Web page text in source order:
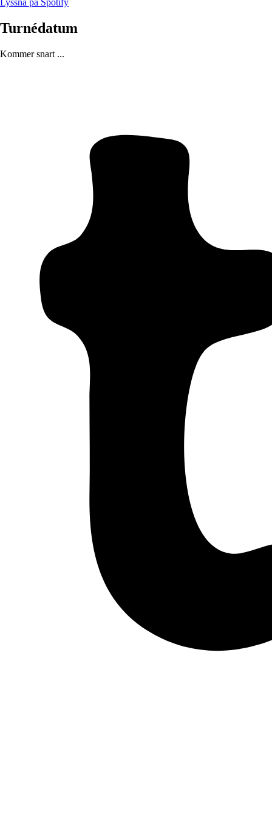
Lyssna på Spotify
Turnédatum
Kommer snart ...